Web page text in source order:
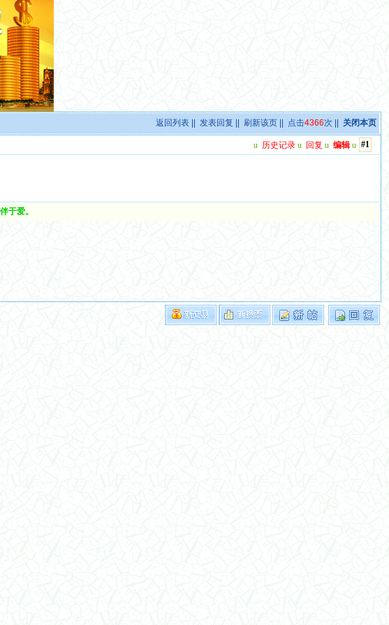
返回列表 ||发表回复 ||刷新该页 || 点击4366次 || 关闭本页
#1
u 历史记录 u 回复 u 编辑 u
于爱。